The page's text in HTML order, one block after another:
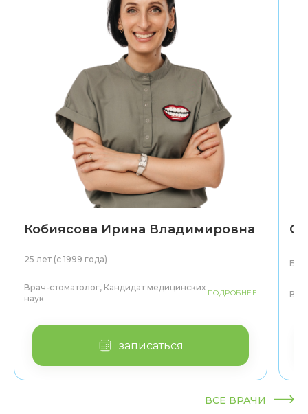
Заведующая
стоматологическим
отделением
Euromed Kids
Кандидат
медицинских наук
4 года в детской
неотложной
стоматологической
помощи
17 лет преподавала
на кафедре детской
стоматологии
СПбГМУ им. Павлова
Высокие
компетенции в
лечении зубов в
наркозе
Кобиясова Ирина Владимировна
25 лет (с 1999 года)
Врач-стоматолог, Кандидат медицинских
наук
ПОДРОБНЕЕ
записаться
ВСЕ ВРАЧИ